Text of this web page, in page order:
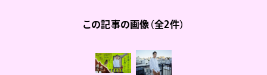
この記事の画像（全2件）